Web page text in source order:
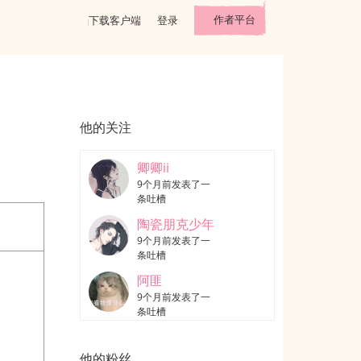
下载客户端 登录 作者平台
他的关注
卿卿ii
9个月前发表了一
条吐槽
陶瓷朋克少年
9个月前发表了一
条吐槽
阿匪
9个月前发表了一
条吐槽